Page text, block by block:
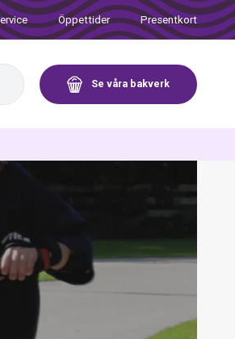
Öppettider Presentkort
Se våra bakverk